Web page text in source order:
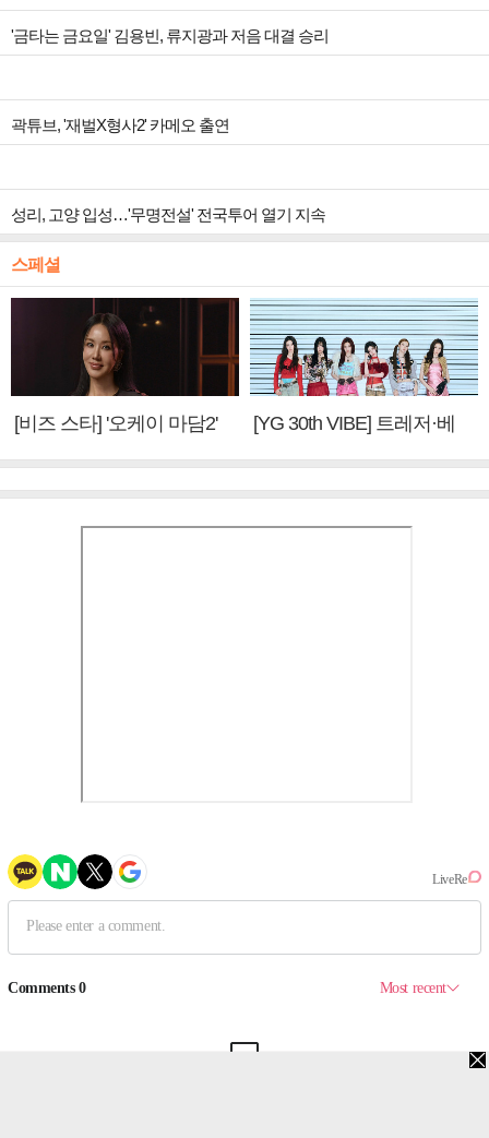
'금타는 금요일' 김용빈, 류지광과 저음 대결 승리
곽튜브, '재벌X형사2' 카메오 출연
성리, 고양 입성…'무명전설' 전국투어 열기 지속
스페셜
[비즈 스타] '오케이 마담2'
[YG 30th VIBE] 트레저·베